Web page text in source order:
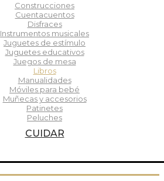
Construcciones
Cuentacuentos
Disfraces
Instrumentos musicales
Juguetes de estímulo
Juguetes educativos
Juegos de mesa
Libros
Manualidades
Móviles para bebé
Muñecas y accesorios
Patinetes
Peluches
CUIDAR